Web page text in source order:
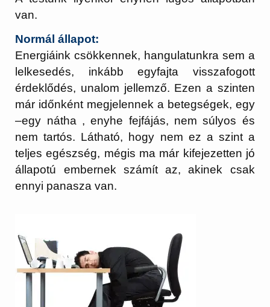
van.
Normál állapot:
Energiáink csökkennek, hangulatunkra sem a
lelkesedés, inkább egyfajta visszafogott
érdeklődés, unalom jellemző. Ezen a szinten
már időnként megjelennek a betegségek, egy
–egy nátha , enyhe fejfájás, nem súlyos és
nem tartós. Látható, hogy nem ez a szint a
teljes egészség, mégis ma már kifejezetten jó
állapotú embernek számít az, akinek csak
ennyi panasza van.